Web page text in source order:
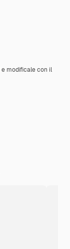
e modificale con il